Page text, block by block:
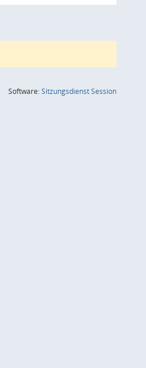
Software:SitzungsdienstSession(Wird in